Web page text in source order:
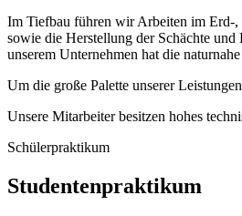
Im Tiefbau führen wir Arbeiten im Erd-,
sowie die Herstellung der Schächte
unserem Unternehmen hat die
Um die große Palette unserer
Unsere Mitarbeiter besitzen hohes
Schülerpraktikum
Studentenpraktikum